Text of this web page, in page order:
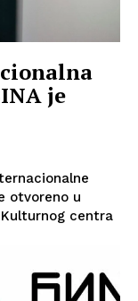
je
otvoreno u
centra